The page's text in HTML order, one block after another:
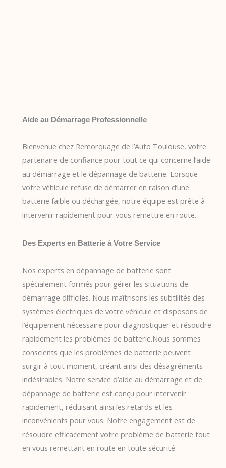
Aide au Démarrage Professionnelle
Bienvenue chez Remorquage de l’Auto Toulouse, votre
partenaire de confiance pour tout ce qui concerne l’aide
au démarrage et le dépannage de batterie. Lorsque
votre véhicule refuse de démarrer en raison d’une
batterie faible ou déchargée, notre équipe est prête à
intervenir rapidement pour vous remettre en route.
Des Experts en Batterie à Votre Service
Nos experts en dépannage de batterie sont
spécialement formés pour gérer les situations de
démarrage difficiles. Nous maîtrisons les subtilités des
systèmes électriques de votre véhicule et disposons de
l’équipement nécessaire pour diagnostiquer et résoudre
rapidement les problèmes de batterie.Nous sommes
conscients que les problèmes de batterie peuvent
surgir à tout moment, créant ainsi des désagréments
indésirables. Notre service d’aide au démarrage et de
dépannage de batterie est conçu pour intervenir
rapidement, réduisant ainsi les retards et les
inconvénients pour vous. Notre engagement est de
résoudre efficacement votre problème de batterie tout
en vous remettant en route en toute sécurité.